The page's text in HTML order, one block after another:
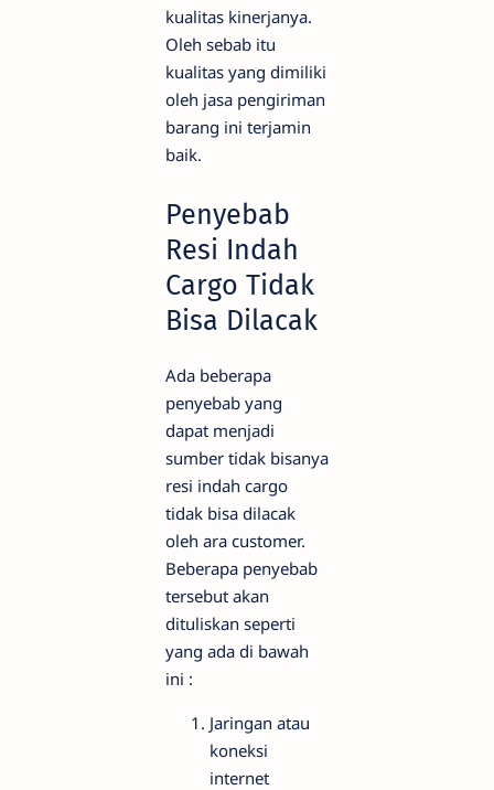
kualitas kinerjanya.
Oleh sebab itu
kualitas yang dimiliki
oleh jasa pengiriman
barang ini terjamin
baik.
Penyebab
Resi Indah
Cargo Tidak
Bisa Dilacak
Ada beberapa
penyebab yang
dapat menjadi
sumber tidak bisanya
resi indah cargo
tidak bisa dilacak
oleh ara customer.
Beberapa penyebab
tersebut akan
dituliskan seperti
yang ada di bawah
ini :
Jaringan atau
koneksi
internet